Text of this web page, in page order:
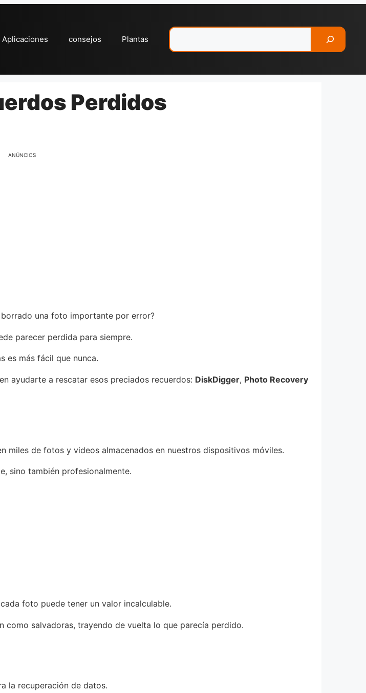
Aplicaciones consejos Plantas
Perdidos
ANÚNCIOS
una foto importante por error?
parecer perdida para siempre.
es más fácil que nunca.
ayudarte a rescatar esos preciados recuerdos: DiskDigger, Photo Recovery
miles de fotos y videos almacenados en nuestros dispositivos móviles.
sino también profesionalmente.
foto puede tener un valor incalculable.
salvadoras, trayendo de vuelta lo que parecía perdido.
la recuperación de datos.